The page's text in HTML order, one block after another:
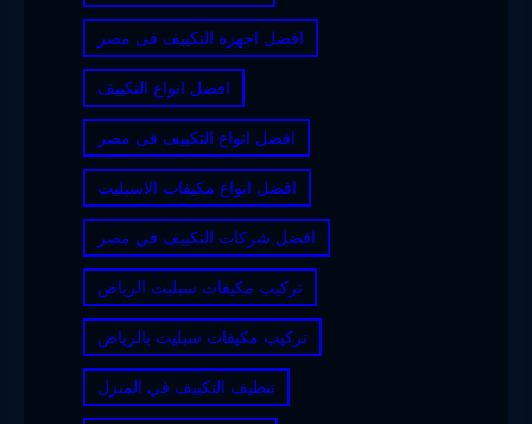
افضل اجهزة التكييف فى مصر
افضل انواع التكييف
افضل انواع التكييف فى مصر
افضل انواع مكيفات الاسبليت
افضل شركات التكييف في مصر
تركيب مكيفات سبليت الرياض
تركيب مكيفات سبليت بالرياض
تنظيف التكييف في المنزل